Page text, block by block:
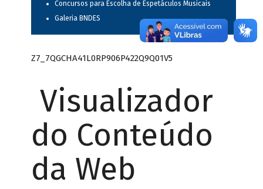
Concursos para Escolha de Espetáculos Musicais
Galeria BNDES
Z7_7QGCHA41L0RP906P422Q9Q01V5
Visualizador
do Conteúdo
da Web